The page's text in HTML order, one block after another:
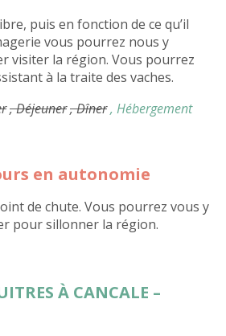
puis en fonction de ce qu’il
vous pourrez nous y
visiter la région. Vous pourrez
à la traite des vaches.
, Déjeuner, Dîner, Hébergement
en autonomie
de chute. Vous pourrez vous y
pour sillonner la région.
À CANCALE –